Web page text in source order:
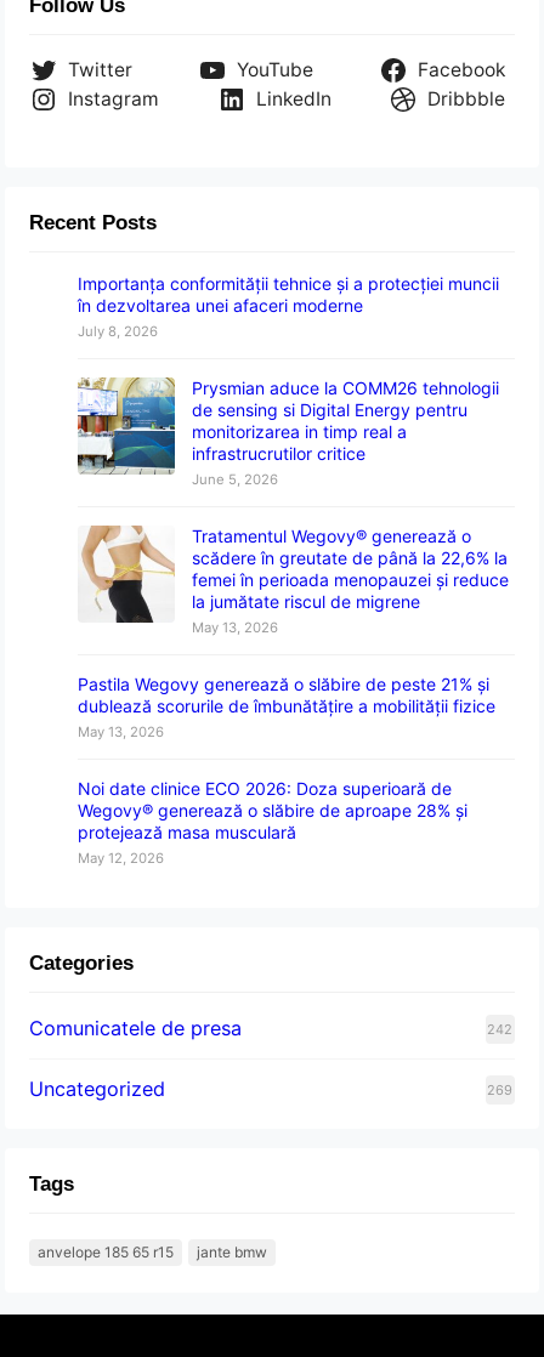
Follow Us
Twitter YouTube
Facebook
Instagram
LinkedIn Dribbble
Recent Posts
Importanța conformității tehnice și a protecției muncii
în dezvoltarea unei afaceri moderne
July 8, 2026
Prysmian aduce la COMM26 tehnologii
de sensing si Digital Energy pentru
monitorizarea in timp real a
infrastrucrutilor critice
June 5, 2026
Tratamentul Wegovy® generează o
scădere în greutate de până la 22,6% la
femei în perioada menopauzei și reduce
la jumătate riscul de migrene
May 13, 2026
Pastila Wegovy generează o slăbire de peste 21% și
dublează scorurile de îmbunătățire a mobilității fizice
May 13, 2026
Noi date clinice ECO 2026: Doza superioară de
Wegovy® generează o slăbire de aproape 28% și
protejează masa musculară
May 12, 2026
Categories
Comunicatele de presa 242
Uncategorized 269
Tags
anvelope 185 65 r15 jante bmw